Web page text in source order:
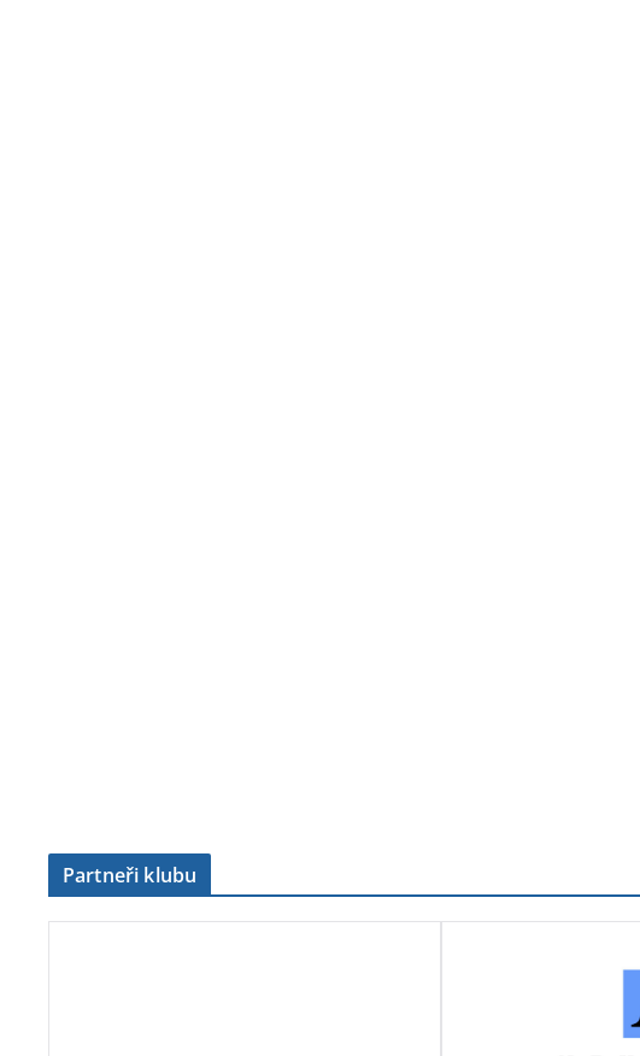
Partneři klubu